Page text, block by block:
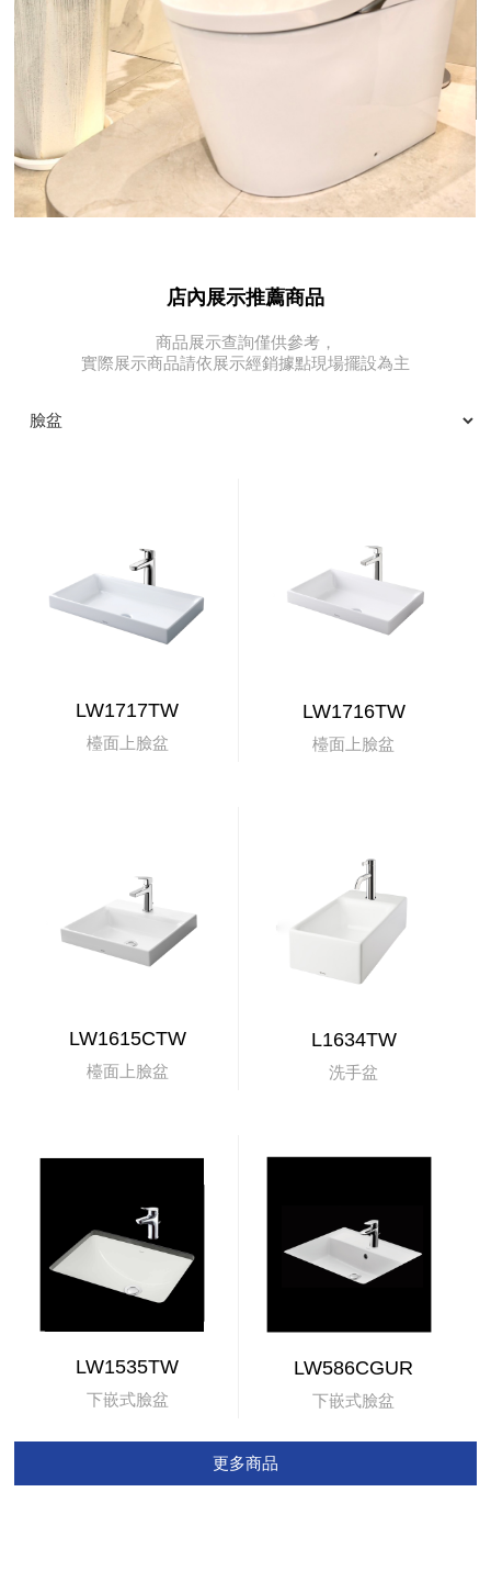
店內展示推薦商品
商品展示查詢僅供參考，
實際展示商品請依展示經銷據點現場擺設為主
LW1717TW
檯面上臉盆
LW1716TW
檯面上臉盆
LW1615CTW
檯面上臉盆
L1634TW
洗手盆
LW1535TW
下嵌式臉盆
LW586CGUR
下嵌式臉盆
更多商品